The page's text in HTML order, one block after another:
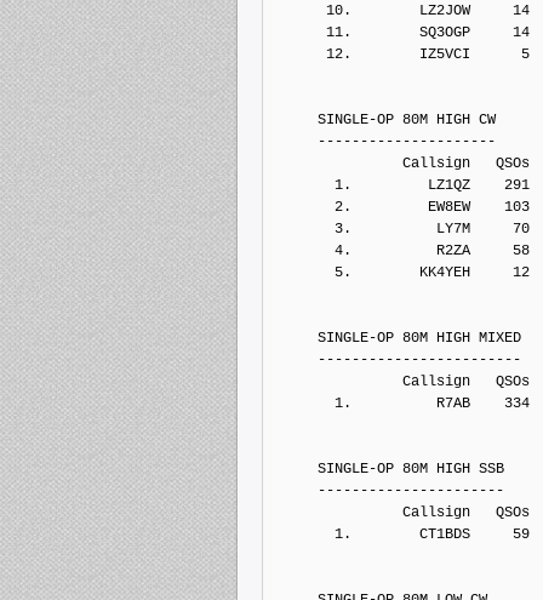
10.        LZ2JOW     14
11.        SQ3OGP     14
12.        IZ5VCI      5
SINGLE-OP 80M HIGH CW
---------------------
Callsign   QSOs  Points
1.         LZ1QZ    291
2.         EW8EW    103
3.          LY7M     70
4.          R2ZA     58
5.        KK4YEH     12
SINGLE-OP 80M HIGH MIXED
------------------------
Callsign   QSOs  Points
1.          R7AB    334
SINGLE-OP 80M HIGH SSB
----------------------
Callsign   QSOs  Points
1.        CT1BDS     59